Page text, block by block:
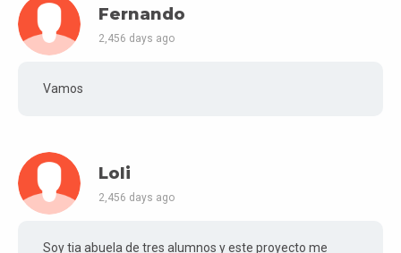
Fernando
2,456 days ago
Vamos
Loli
2,456 days ago
Soy tia abuela de tres alumnos y este proyecto me